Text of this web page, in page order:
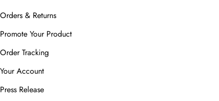
Orders & Returns
Promote Your Product
Order Tracking
Your Account
Press Release